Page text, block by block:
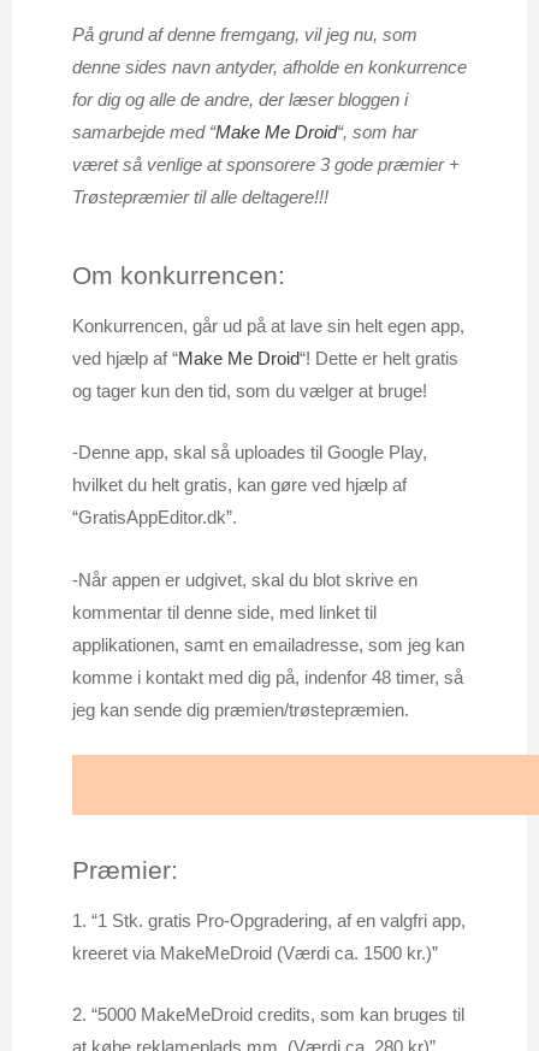
På grund af denne fremgang, vil jeg nu, som
denne sides navn antyder, afholde en konkurrence
for dig og alle de andre, der læser bloggen i
samarbejde med “Make Me Droid“, som har
været så venlige at sponsorere 3 gode præmier +
Trøstepræmier til alle deltagere!!!
Om konkurrencen:
Konkurrencen, går ud på at lave sin helt egen app,
ved hjælp af “Make Me Droid“! Dette er helt gratis
og tager kun den tid, som du vælger at bruge!
-Denne app, skal så uploades til Google Play,
hvilket du helt gratis, kan gøre ved hjælp af
“GratisAppEditor.dk”.
-Når appen er udgivet, skal du blot skrive en
kommentar til denne side, med linket til
applikationen, samt en emailadresse, som jeg kan
komme i kontakt med dig på, indenfor 48 timer, så
jeg kan sende dig præmien/trøstepræmien.
Præmier:
1. “1 Stk. gratis Pro-Opgradering, af en valgfri app,
kreeret via MakeMeDroid (Værdi ca. 1500 kr.)”
2. “5000 MakeMeDroid credits, som kan bruges til